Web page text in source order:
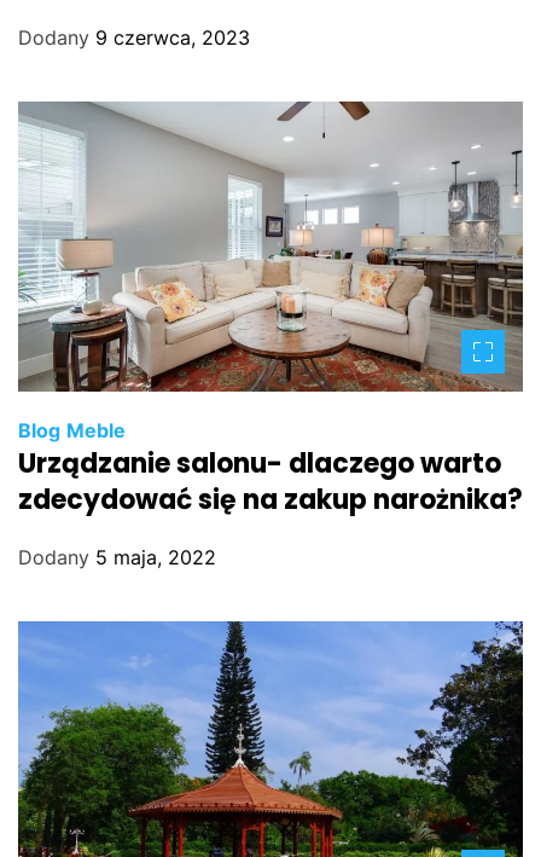
Dodany 9 czerwca, 2023
Blog Meble
Urządzanie salonu- dlaczego warto
zdecydować się na zakup narożnika?
Dodany 5 maja, 2022